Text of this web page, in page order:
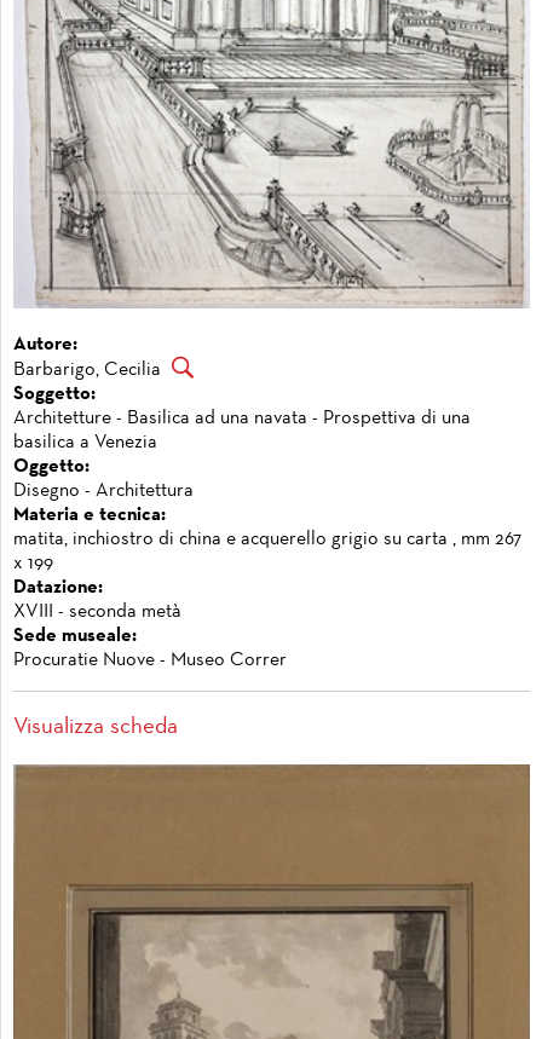
Autore:
Barbarigo, Cecilia
Soggetto:
Architetture - Basilica ad una navata - Prospettiva di una
basilica a Venezia
Oggetto:
Disegno - Architettura
Materia e tecnica:
matita, inchiostro di china e acquerello grigio su carta , mm 267
x 199
Datazione:
XVIII - seconda metà
Sede museale:
Procuratie Nuove - Museo Correr
Visualizza scheda